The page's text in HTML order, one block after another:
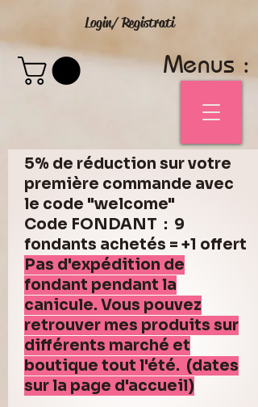
Login/ Registrati
Menus :
5% de réduction sur votre
première commande avec
le code "welcome"
Code FONDANT : 9
fondants achetés = +1 offert
Pas d'expédition de
fondant pendant la
canicule. Vous pouvez
retrouver mes produits sur
différents marché et
boutique tout l'été. (dates
sur la page d'accueil)